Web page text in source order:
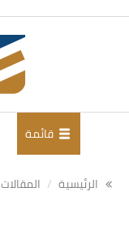
قائمة
الرئيسية المقالات